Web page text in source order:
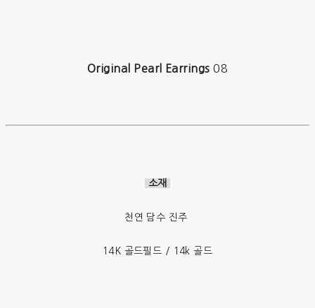
Original Pearl Earrings 08
소재
천연 담수 진주
14K 골드필드 / 14k 골드